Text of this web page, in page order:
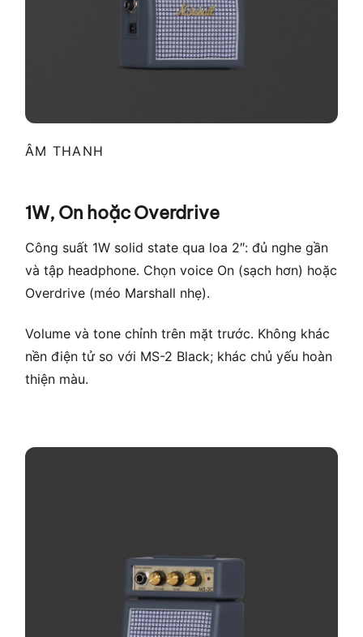
ÂM THANH
1W, On hoặc Overdrive
Công suất 1W solid state qua loa 2″: đủ nghe gần
và tập headphone. Chọn voice On (sạch hơn) hoặc
Overdrive (méo Marshall nhẹ).
Volume và tone chỉnh trên mặt trước. Không khác
nền điện tử so với MS-2 Black; khác chủ yếu hoàn
thiện màu.